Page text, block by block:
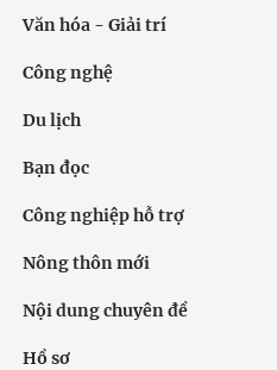
Văn hóa - Giải trí
Công nghệ
Du lịch
Bạn đọc
Công nghiệp hỗ trợ
Nông thôn mới
Nội dung chuyên đề
Hồ sơ